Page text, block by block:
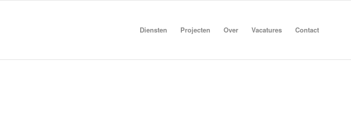
Diensten Projecten Over Vacatures Contact